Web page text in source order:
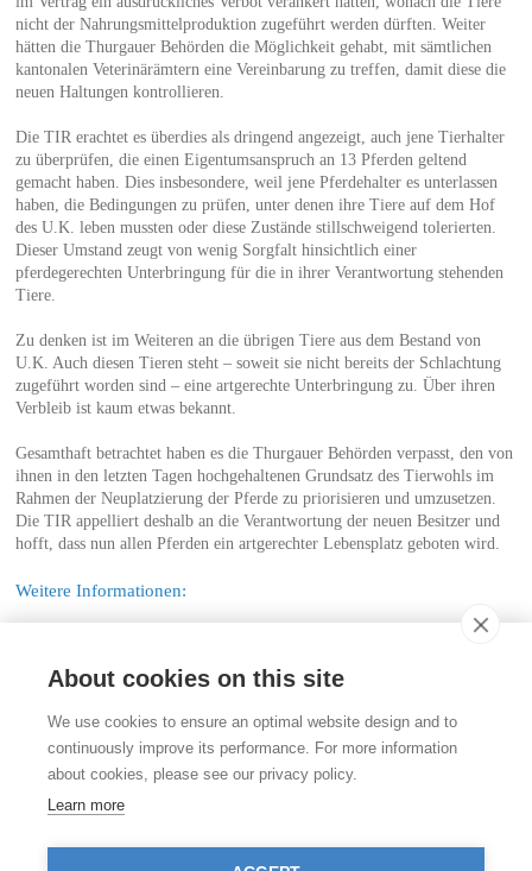
nicht der Nahrungsmittelproduktion zugeführt werden dürften. Weiter
hätten die Thurgauer Behörden die Möglichkeit gehabt, mit sämtlichen
kantonalen Veterinärämtern eine Vereinbarung zu treffen, damit diese die
neuen Haltungen kontrollieren.
Die TIR erachtet es überdies als dringend angezeigt, auch jene Tierhalter
zu überprüfen, die einen Eigentumsanspruch an 13 Pferden geltend
gemacht haben. Dies insbesondere, weil jene Pferdehalter es unterlassen
haben, die Bedingungen zu prüfen, unter denen ihre Tiere auf dem Hof
des U.K. leben mussten oder diese Zustände stillschweigend tolerierten.
Dieser Umstand zeugt von wenig Sorgfalt hinsichtlich einer
pferdegerechten Unterbringung für die in ihrer Verantwortung stehenden
Tiere.
Zu denken ist im Weiteren an die übrigen Tiere aus dem Bestand von
U.K. Auch diesen Tieren steht – soweit sie nicht bereits der Schlachtung
zugeführt worden sind – eine artgerechte Unterbringung zu. Über ihren
Verbleib ist kaum etwas bekannt.
Gesamthaft betrachtet haben es die Thurgauer Behörden verpasst, den von
ihnen in den letzten Tagen hochgehaltenen Grundsatz des Tierwohls im
Rahmen der Neuplatzierung der Pferde zu priorisieren und umzusetzen.
Die TIR appelliert deshalb an die Verantwortung der neuen Besitzer und
hofft, dass nun allen Pferden ein artgerechter Lebensplatz geboten wird.
Weitere Informationen:
Was ist eine Tierqälerei?
Stiftung für das Tier im Recht (TIR)
Rigistrasse 9
CH - 8006 Zürich
info@tierimrecht.org
Ihre Spende kann von den Steuern abgezogen werden.
About cookies on this site
We use cookies to ensure an optimal website design and to
continuously improve its performance. For more information
about cookies, please see our privacy policy.
Learn more